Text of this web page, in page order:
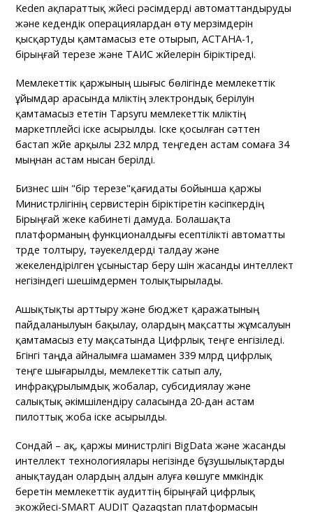
Keden ақпараттық жүйесі рәсімдерді автоматтандыруды
және кедендік операциялардан өту мерзімдерін
қысқартуды қамтамасыз ете отырып, АСТАНА-1,
бірыңғай терезе және ТАИС жүйелерін біріктіреді.
Мемлекеттік қаржының шығыс бөлігінде мемлекеттік
ұйымдар арасында мүліктің электрондық берілуін
қамтамасыз ететін Tapsyru мемлекеттік мүліктің
маркетплейсі іске асырылды. Іске қосылған сәттен
бастап жүйе арқылы 232 млрд теңгеден астам сомаға 34
мыңнан астам нысан берілді.
Бизнес үшін "бір терезе"қағидаты бойынша қаржы
Министрлігінің сервистерін біріктіретін кәсіпкердің
Бірыңғай жеке кабинеті дамуда. Болашақта
платформаның функционалдығы есептілікті автоматты
түрде толтыру, тәуекелдерді талдау және
жекелендірілген ұсыныстар беру үшін жасанды интеллект
негізіндегі шешімдермен толықтырылады.
Ашықтықты арттыру және бюджет қаражатының
пайдаланылуын бақылау, олардың мақсатты жұмсалуын
қамтамасыз ету мақсатында Цифрлық теңге енгізіледі.
Бүгінгі таңда айналымға шамамен 339 млрд цифрлық
теңге шығарылды, мемлекеттік сатып алу,
инфрақұрылымдық жобалар, субсидиялау және
салықтық әкімшілендіру саласында 20-дан астам
пилоттық жоба іске асырылды.
Сондай – ақ, қаржы министрлігі BigData және жасанды
интеллект технологиялары негізінде бұзушылықтарды
анықтаудан олардың алдын алуға көшуге мүмкіндік
беретін мемлекеттік аудиттің бірыңғай цифрлық
экожүйесі-SMART AUDIT Qazaqstan платформасын